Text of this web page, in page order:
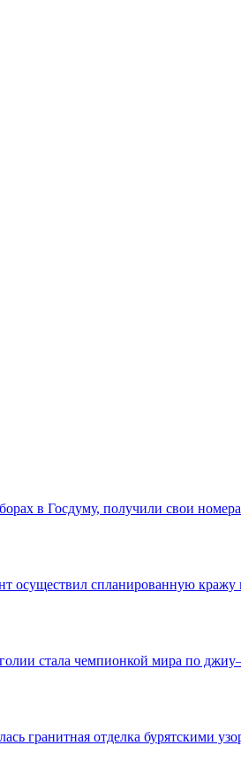
в Госдуму, получили свои
осуществил спланированную кражу
стала чемпионкой мира по
гранитная отделка бурятскими